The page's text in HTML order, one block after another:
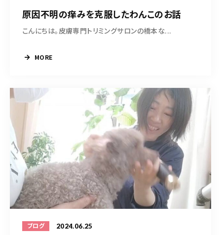
原因不明の痒みを克服したわんこのお話
こんにちは。皮膚専門トリミングサロンの橋本な...
MORE
ブログ 2024.06.25